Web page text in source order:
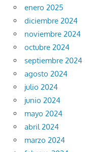
enero 2025
diciembre 2024
noviembre 2024
octubre 2024
septiembre 2024
agosto 2024
julio 2024
junio 2024
mayo 2024
abril 2024
marzo 2024